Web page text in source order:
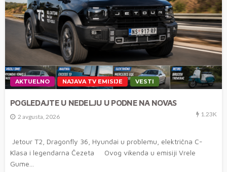
AKTUELNO NAJAVA TV EMISIJE VESTI
POGLEDAJTE U NEDELJU U PODNE NA NOVAS
2 avgusta, 2026 1.23K
Jetour T2, Dragonfly 36, Hyundai u problemu, električna C-
Klasa i legendarna Čezeta Ovog vikenda u emisiji Vrele
Gume...